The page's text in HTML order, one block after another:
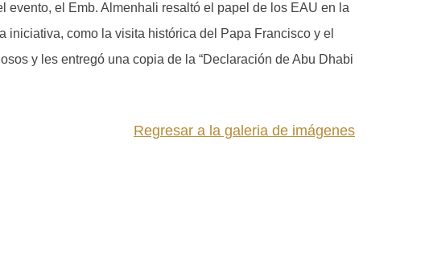
el Emb. Almenhali resaltó el papel de los EAU en la
como la visita histórica del Papa Francisco y el
y les entregó una copia de la “Declaración de Abu Dhabi
Regresar a la galeria de imágenes